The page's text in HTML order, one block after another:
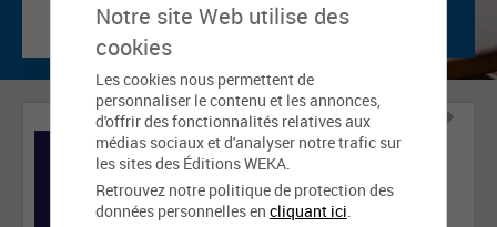
Notre site Web utilise des
cookies
Les cookies nous permettent de
personnaliser le contenu et les annonces,
d'offrir des fonctionnalités relatives aux
médias sociaux et d'analyser notre trafic sur
les sites des Éditions WEKA.
Retrouvez notre politique de protection des
données personnelles en cliquant ici.